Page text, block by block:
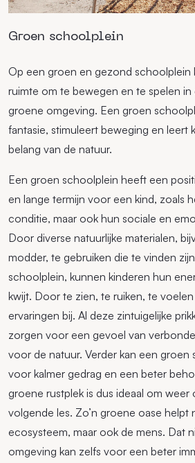
Groen schoolplein
Op een groen en gezond schoolplein
ruimte om te bewegen en te spelen
groene omgeving. Een groen
fantasie, stimuleert beweging en leert
belang van de natuur.
Een groen schoolplein heeft een
en lange termijn voor een kind, zoals
conditie, maar ook hun sociale en
Door diverse natuurlijke materialen,
modder, te gebruiken die te vinden
schoolplein, kunnen kinderen hun
kwijt. Door te zien, te ruiken, te
ervaringen bij. Al deze zintuigelijke
zorgen voor een gevoel van
voor de natuur. Verder kan een
voor kalmer gedrag en een beter
groene rustplek is dus ideaal om
volgende les. Zo’n groene oase helpt
ecosysteem, maar ook de mens. Dat
omgeving kan zelfs voor een beter